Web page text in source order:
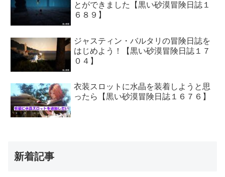
とができました【黒い砂漠冒険日誌１
６８９】
ジャスティン・バルタリの冒険日誌を
はじめよう！【黒い砂漠冒険日誌１７
０４】
衣装スロットに水晶を装着しようと思
ったら【黒い砂漠冒険日誌１６７６】
新着記事